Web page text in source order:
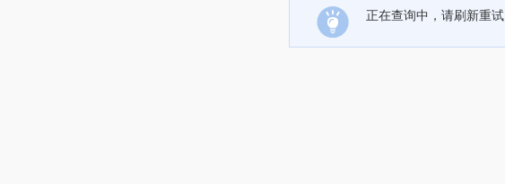
正在查询中，请刷新重试